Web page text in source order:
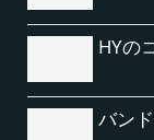
HYの
バン